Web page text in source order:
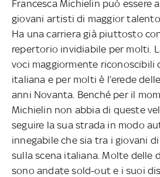
Francesca Michielin può essere
giovani artisti di maggior talento
Ha una carriera già piuttosto
repertorio invidiabile per molti.
voci maggiormente riconoscibili
italiana e per molti è l’erede
anni Novanta. Benché per il
Michielin non abbia di queste
seguire la sua strada in modo
innegabile che sia tra i giovani
sulla scena italiana. Molte delle
sono andate sold-out e i suoi